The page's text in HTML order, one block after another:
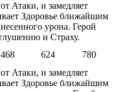
Атаки, и замедляет
Здоровье ближайшим
урона. Герой
и Страху.
468 624
780
Атаки, и замедляет
Здоровье ближайшим